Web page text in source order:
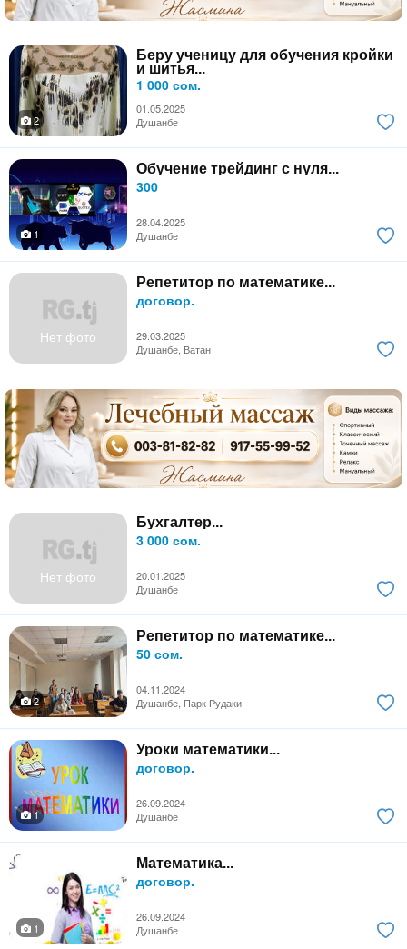
Беру ученицу для обучения кройки
и шитья...
1 000 сом.
01.05.2025
2
Душанбе
Обучение трейдинг с нуля...
300
28.04.2025
1
Душанбе
Нет фото
Репетитор по математике...
договор.
29.03.2025
Душанбе, Ватан
Нет фото
Бухгалтер...
3 000 сом.
20.01.2025
Душанбе
Репетитор по математике...
50 сом.
04.11.2024
2
Душанбе, Парк Рудаки
Уроки математики...
договор.
26.09.2024
1
Душанбе
Математика...
договор.
26.09.2024
1
Душанбе